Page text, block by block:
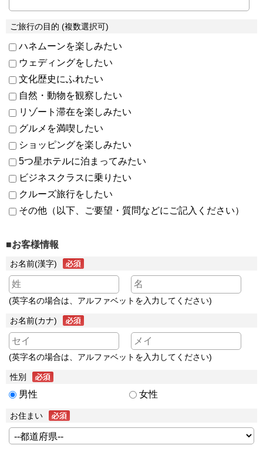
ご旅行の目的 (複数選択可)
ハネムーンを楽しみたい
ウェディングをしたい
文化歴史にふれたい
自然・動物を観察したい
リゾート滞在を楽しみたい
グルメを満喫したい
ショッピングを楽しみたい
5つ星ホテルに泊まってみたい
ビジネスクラスに乗りたい
クルーズ旅行をしたい
その他（以下、ご要望・質問などにご記入ください）
■お客様情報
お名前(漢字)
(英字名の場合は、アルファベットを入力してください)
お名前(カナ)
(英字名の場合は、アルファベットを入力してください)
性別
男性 女性
お住まい